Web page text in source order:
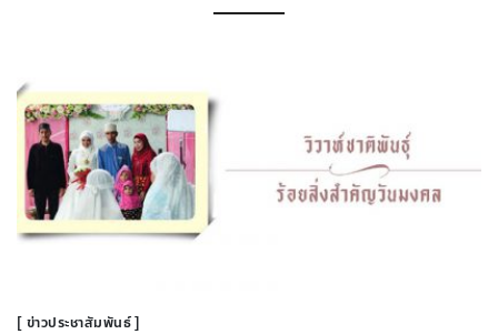
ข่าวประชาสัมพันธ์